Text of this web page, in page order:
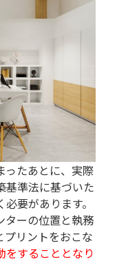
ったあとに、実際
基準法に基づいた
要があります。
ターの位置と執務
プリントをおこな
をすることとなり